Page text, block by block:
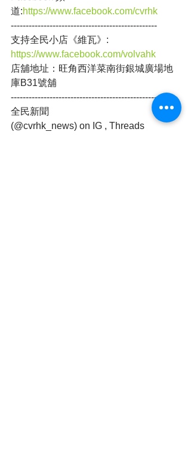
道:https://www.facebook.com/cvrhk
-------------------------------------------------
支持全民小店《維瓦》:
https://www.facebook.com/volvahk
店舖地址：旺角西洋菜南街銀城廣場地
庫B31號舖
-------------------------------------------------
全民新聞
(@cvrhk_news) on IG , Threads